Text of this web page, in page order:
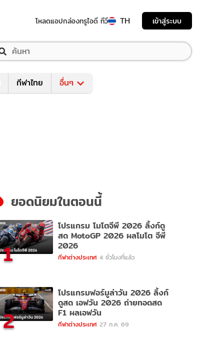
โหลดแอปกล่องทรูไอดี ทีวี TH เข้าสู่ระบบ
กีฬาไทย อื่นๆ
ยอดนิยมในตอนนี้
1
โปรแกรม โมโตจีพี 2026 ลิ้งก์ดู
สด MotoGP 2026 ผลโมโต จีพี
2026
กีฬาต่างประเทศ 4 ชั่วโมงที่แล้ว
2
โปรแกรมฟอร์มูล่าวัน 2026 ลิ้งก์
ดูสด เอฟวัน 2026 ถ่ายทอดสด
F1 ผลเอฟวัน
กีฬาต่างประเทศ 27 ก.ค. 69